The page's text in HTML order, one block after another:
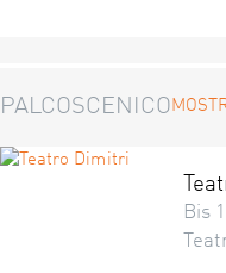
PALCOSCENICO
Bis